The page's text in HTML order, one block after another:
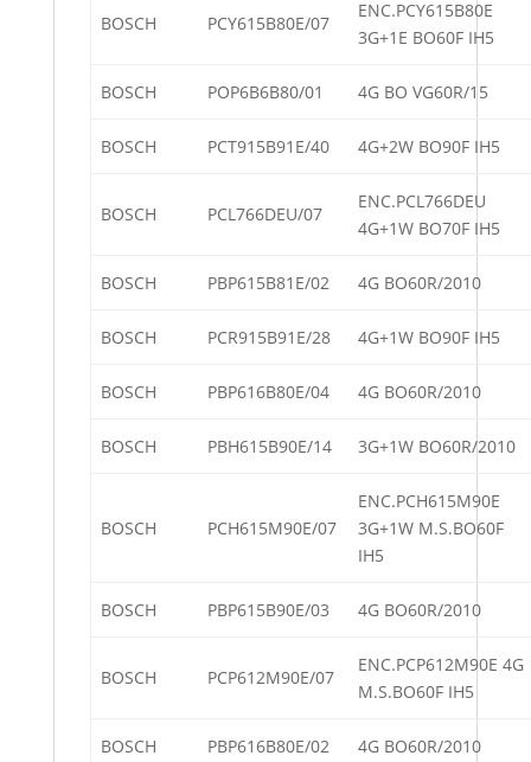
BOSCH PCY615B80E/07
ENC.PCY615B80E
3G+1E BO60F IH5
BOSCH POP6B6B80/01 4G BO VG60R/15
BOSCH PCT915B91E/40 4G+2W BO90F IH5
BOSCH PCL766DEU/07
ENC.PCL766DEU
4G+1W BO70F IH5
BOSCH PBP615B81E/02 4G BO60R/2010
BOSCH PCR915B91E/28 4G+1W BO90F IH5
BOSCH PBP616B80E/04 4G BO60R/2010
BOSCH PBH615B90E/14 3G+1W BO60R/2010
BOSCH PCH615M90E/07
ENC.PCH615M90E
3G+1W M.S.BO60F
IH5
BOSCH PBP615B90E/03 4G BO60R/2010
BOSCH PCP612M90E/07
ENC.PCP612M90E 4G
M.S.BO60F IH5
BOSCH PBP616B80E/02 4G BO60R/2010